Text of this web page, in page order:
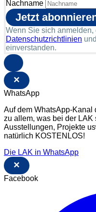
Nachname
Wenn Sie sich
Datenschutzrichtlinien
einverstanden.
×
WhatsApp
Auf dem WhatsApp-Kanal
zu allem, was bei der LAK
Ausstellungen, Projekte
natürlich KOSTENLOS!
Die LAK in WhatsApp
×
Facebook